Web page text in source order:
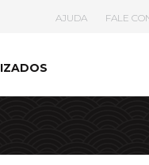
AJUDA FALE